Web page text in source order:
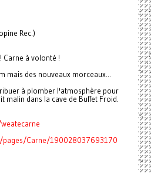
Rec.)
Carne à volonté !
mais des nouveaux morceaux...
à plomber l'atmosphère pour
dans la cave de Buffet Froid.
Carne/190028037693170